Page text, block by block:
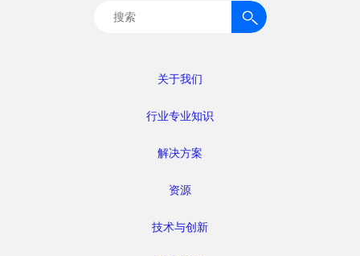
关于我们
行业专业知识
解决方案
资源
技术与创新
搜